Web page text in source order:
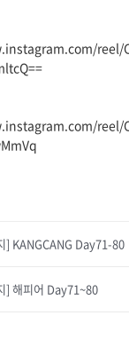
reel/
reel/
] KANGCANG Day71-80
] 해피어 Day71~80